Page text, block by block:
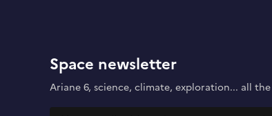
Space newsletter
Ariane 6, science, climate, exploration... all